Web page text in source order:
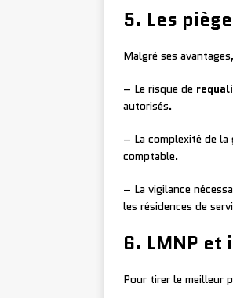
5. Les
Malgré ses
– Le risque de
autorisés.
– La complexité de
comptable.
– La vigilance
les résidences de
6. LMNP
Pour tirer le meilleur